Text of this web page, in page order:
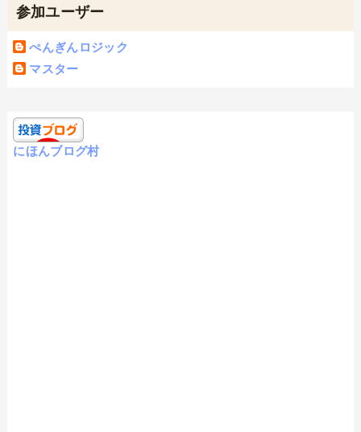
参加ユーザー
ぺんぎんロジック
マスター
にほんブログ村